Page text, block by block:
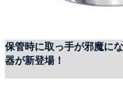
保管時に取っ手が邪魔に
器が新登場！